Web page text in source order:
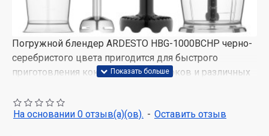
Погружной блендер ARDESTO HBG-1000BCHP черно-
серебристого цвета пригодится для быстрого
приготовления коктейлей, смузи, соков и различных
низким уровнем шума, двумя режимами работы
(обычный и турбо) и пятью скоростями. К тому же,
На основании 0 отзыв(а)(ов). - Оставить отзыв